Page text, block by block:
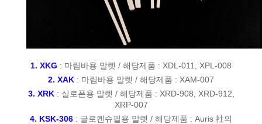
1. XKG : 마림바용 말렛 / 해당제품 : XDL-011
XPL-008
2. XAK : 마림바용 말렛 / 해당제품 : XAM-007
3. XRK: 실로폰용 말렛 / 해당제품 : XRD-908 XRD-912
XRP-007
4. KSK-306 : 글로켄슈필용 말렛 / 해당제품 : Auris 社의